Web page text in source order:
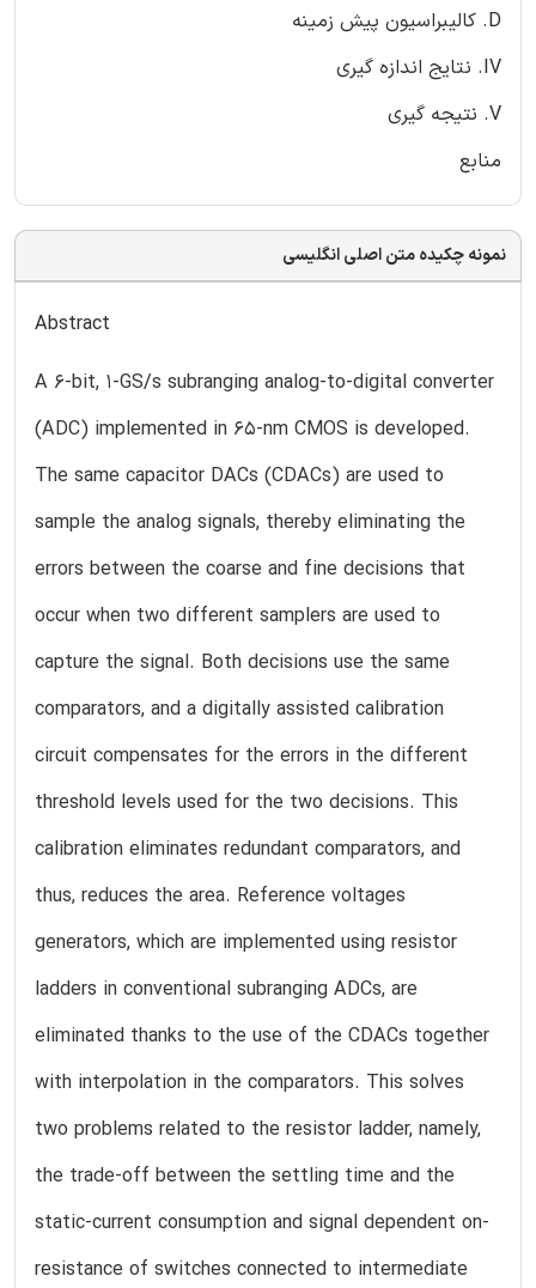
D. کالیبراسیون پیش زمینه
IV. نتایج اندازه گیری
V. نتیجه گیری
منابع
نمونه چکیده متن اصلی انگلیسی
Abstract
A 6-bit, 1-GS/s subranging analog-to-digital converter
(ADC) implemented in 65-nm CMOS is developed.
The same capacitor DACs (CDACs) are used to
sample the analog signals, thereby eliminating the
errors between the coarse and fine decisions that
occur when two different samplers are used to
capture the signal. Both decisions use the same
comparators, and a digitally assisted calibration
circuit compensates for the errors in the different
threshold levels used for the two decisions. This
calibration eliminates redundant comparators, and
thus, reduces the area. Reference voltages
generators, which are implemented using resistor
ladders in conventional subranging ADCs, are
eliminated thanks to the use of the CDACs together
with interpolation in the comparators. This solves
two problems related to the resistor ladder, namely,
the trade-off between the settling time and the
static-current consumption and signal dependent on-
resistance of switches connected to intermediate